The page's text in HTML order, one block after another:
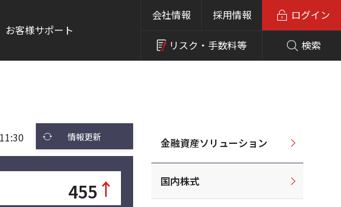
お客様サポート
会社情報 採用情報
リスク・ 手数料等 検索
ログイン
情報更新
455 ↑
金融資産ソリューション
国内株式